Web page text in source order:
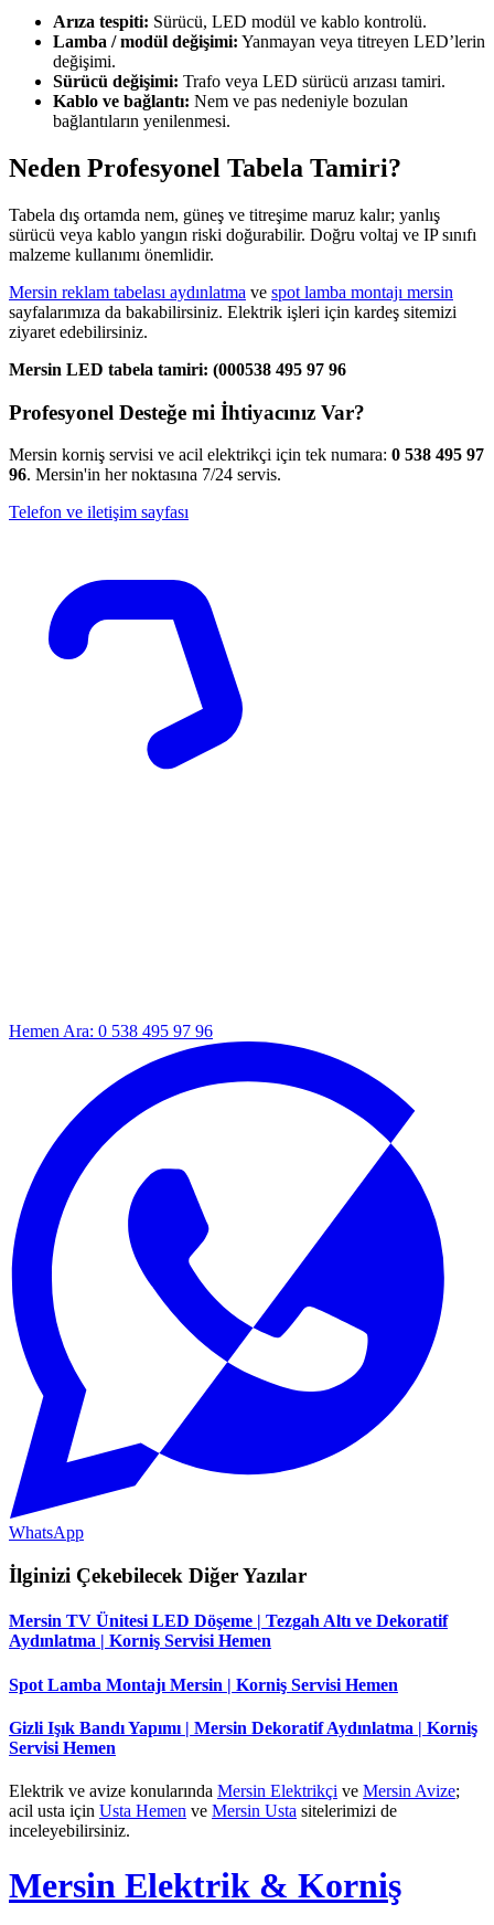
Arıza tespiti: Sürücü, LED modül ve kablo kontrolü.
Lamba / modül değişimi: Yanmayan veya titreyen LED’lerin
değişimi.
Sürücü değişimi: Trafo veya LED sürücü arızası tamiri.
Kablo ve bağlantı: Nem ve pas nedeniyle bozulan
bağlantıların yenilenmesi.
Neden Profesyonel Tabela Tamiri?
Tabela dış ortamda nem, güneş ve titreşime maruz kalır; yanlış
sürücü veya kablo yangın riski doğurabilir. Doğru voltaj ve IP sınıfı
malzeme kullanımı önemlidir.
Mersin reklam tabelası aydınlatma ve spot lamba montajı mersin
sayfalarımıza da bakabilirsiniz. Elektrik işleri için kardeş sitemizi
ziyaret edebilirsiniz.
Mersin LED tabela tamiri: (000538 495 97 96
Profesyonel Desteğe mi İhtiyacınız Var?
Mersin korniş servisi ve acil elektrikçi için tek numara: 0 538 495 97
96. Mersin'in her noktasına 7/24 servis.
Telefon ve iletişim sayfası
Hemen Ara: 0 538 495 97 96
WhatsApp
İlginizi Çekebilecek Diğer Yazılar
Mersin TV Ünitesi LED Döşeme | Tezgah Altı ve Dekoratif
Aydınlatma | Korniş Servisi Hemen
Spot Lamba Montajı Mersin | Korniş Servisi Hemen
Gizli Işık Bandı Yapımı | Mersin Dekoratif Aydınlatma | Korniş
Servisi Hemen
Elektrik ve avize konularında Mersin Elektrikçi ve Mersin Avize;
acil usta için Usta Hemen ve Mersin Usta sitelerimizi de
inceleyebilirsiniz.
Mersin Elektrik & Korniş